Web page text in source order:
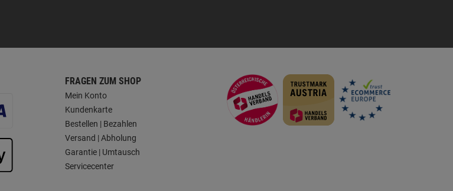
FRAGEN ZUM SHOP
Mein Konto
Kundenkarte
Bestellen | Bezahlen
Versand | Abholung
Garantie | Umtausch
Servicecenter